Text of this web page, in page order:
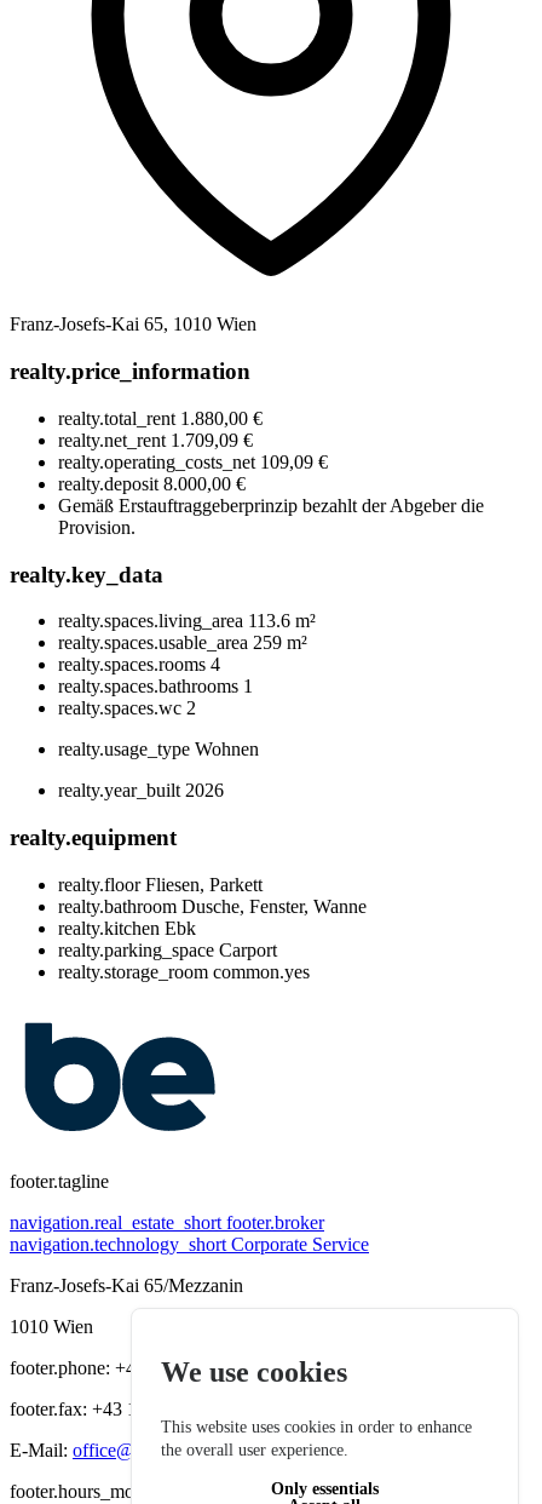
Franz-Josefs-Kai 65, 1010 Wien
realty.price_information
realty.total_rent 1.880,00 €
realty.net_rent 1.709,09 €
realty.operating_costs_net 109,09 €
realty.deposit 8.000,00 €
Gemäß Erstauftraggeberprinzip bezahlt der Abgeber die
Provision.
realty.key_data
realty.spaces.living_area 113.6 m²
realty.spaces.usable_area 259 m²
realty.spaces.rooms 4
realty.spaces.bathrooms 1
realty.spaces.wc 2
realty.usage_type Wohnen
realty.year_built 2026
realty.equipment
realty.floor Fliesen, Parkett
realty.bathroom Dusche, Fenster, Wanne
realty.kitchen Ebk
realty.parking_space Carport
realty.storage_room common.yes
footer.tagline
navigation.real_estate_short footer.broker
navigation.technology_short Corporate Service
Franz-Josefs-Kai 65/Mezzanin
1010 Wien
footer.phone: +43 1 535 36 19
footer.fax: +43 1 535 64 28
E-Mail: office@bereal-immobilien.at
footer.hours_mon_thu: 08:00-16:00
We use cookies
This website uses cookies in order to enhance
the overall user experience.
Only essentials